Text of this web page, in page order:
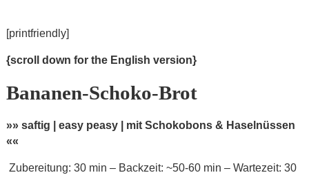
[printfriendly]
{scroll down for the English version}
Bananen-Schoko-Brot
»» saftig | easy peasy | mit Schokobons & Haselnüssen
««
Zubereitung: 30 min – Backzeit: ~50-60 min – Wartezeit: 30